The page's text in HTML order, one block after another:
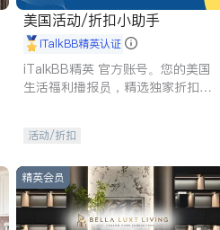
美国活动/折扣小助手
iTalkBB精英认证
iTalkBB精英 官方账号。您的美国
生活福利播报员，精选独家折扣、
活动/折扣
精英会员